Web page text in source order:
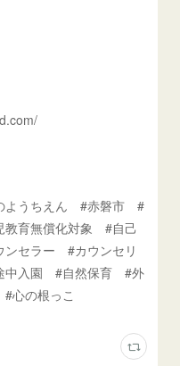
ようちえん #赤磐市 #
育無償化対象 #自己
セラー #カウンセリ
中入園 #自然保育 #外
の根っこ